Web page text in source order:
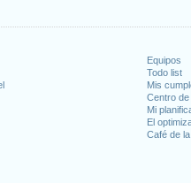
Equipos
Todo list
Mis
Centro
Mi
El
Café de